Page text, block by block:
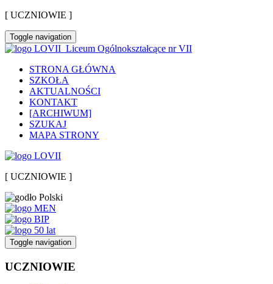
[ UCZNIOWIE ]
Toggle navigation
Liceum Ogólnokształcące nr VII
STRONA GŁÓWNA
SZKOŁA
AKTUALNOŚCI
KONTAKT
[ARCHIWUM]
SZUKAJ
MAPA STRONY
[ UCZNIOWIE ]
Toggle navigation
UCZNIOWIE